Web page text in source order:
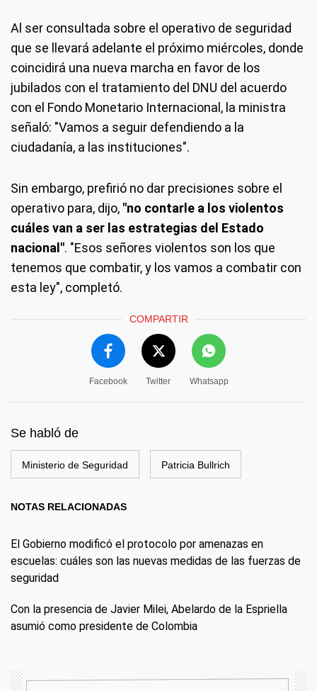
Al ser consultada sobre el operativo de seguridad
que se llevará adelante el próximo miércoles, donde
coincidirá una nueva marcha en favor de los
jubilados con el tratamiento del DNU del acuerdo
con el Fondo Monetario Internacional, la ministra
señaló: "Vamos a seguir defendiendo a la
ciudadanía, a las instituciones".
Sin embargo, prefirió no dar precisiones sobre el
operativo para, dijo, "no contarle a los violentos
cuáles van a ser las estrategias del Estado
nacional". "Esos señores violentos son los que
tenemos que combatir, y los vamos a combatir con
esta ley", completó.
COMPARTIR
Facebook Twitter Whatsapp
Se habló de
Ministerio de Seguridad Patricia Bullrich
NOTAS RELACIONADAS
El Gobierno modificó el protocolo por amenazas en
escuelas: cuáles son las nuevas medidas de las fuerzas de
seguridad
Con la presencia de Javier Milei, Abelardo de la Espriella
asumió como presidente de Colombia